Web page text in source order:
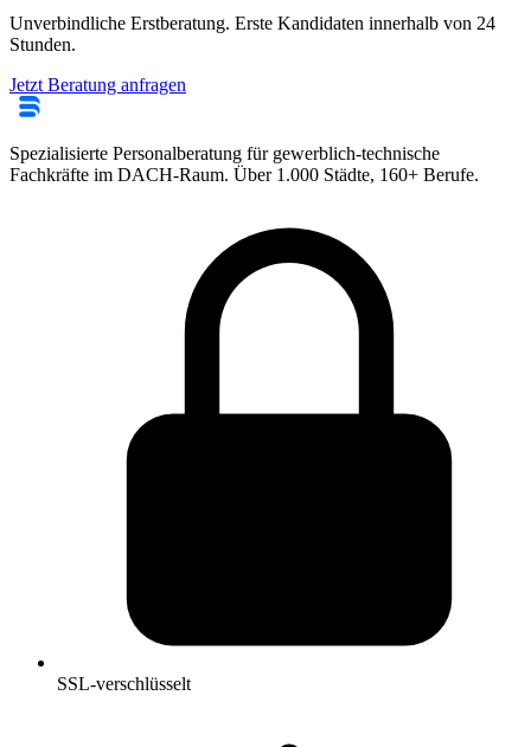
Unverbindliche Erstberatung. Erste Kandidaten innerhalb von 24
Stunden.
Jetzt Beratung anfragen
Spezialisierte Personalberatung für gewerblich-technische
Fachkräfte im DACH-Raum. Über 1.000 Städte, 160+ Berufe.
SSL-verschlüsselt